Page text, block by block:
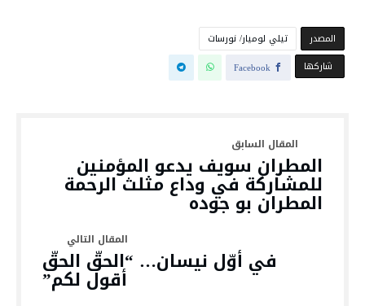
‫المصدر‬
تيلي لوميار/ نورسات
‫‫ شاركها‬
Facebook
المطران سويف يدعو المؤمنين
للمشاركة في وداع مثلث الرحمة
المطران بو جوده
في أوّل نيسان… “الحقّ الحقّ
أقول لكم”